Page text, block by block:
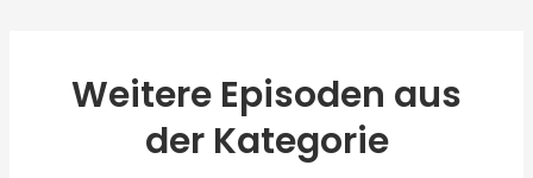
Weitere Episoden aus
der Kategorie